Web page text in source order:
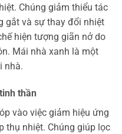
Chúng giảm thiểu tác
gắt và sự thay đổi nhiệt
hiện tượng giãn nở do
Mái nhà xanh là một
nhà.
thần
vào việc giảm hiệu ứng
thụ nhiệt. Chúng giúp lọc